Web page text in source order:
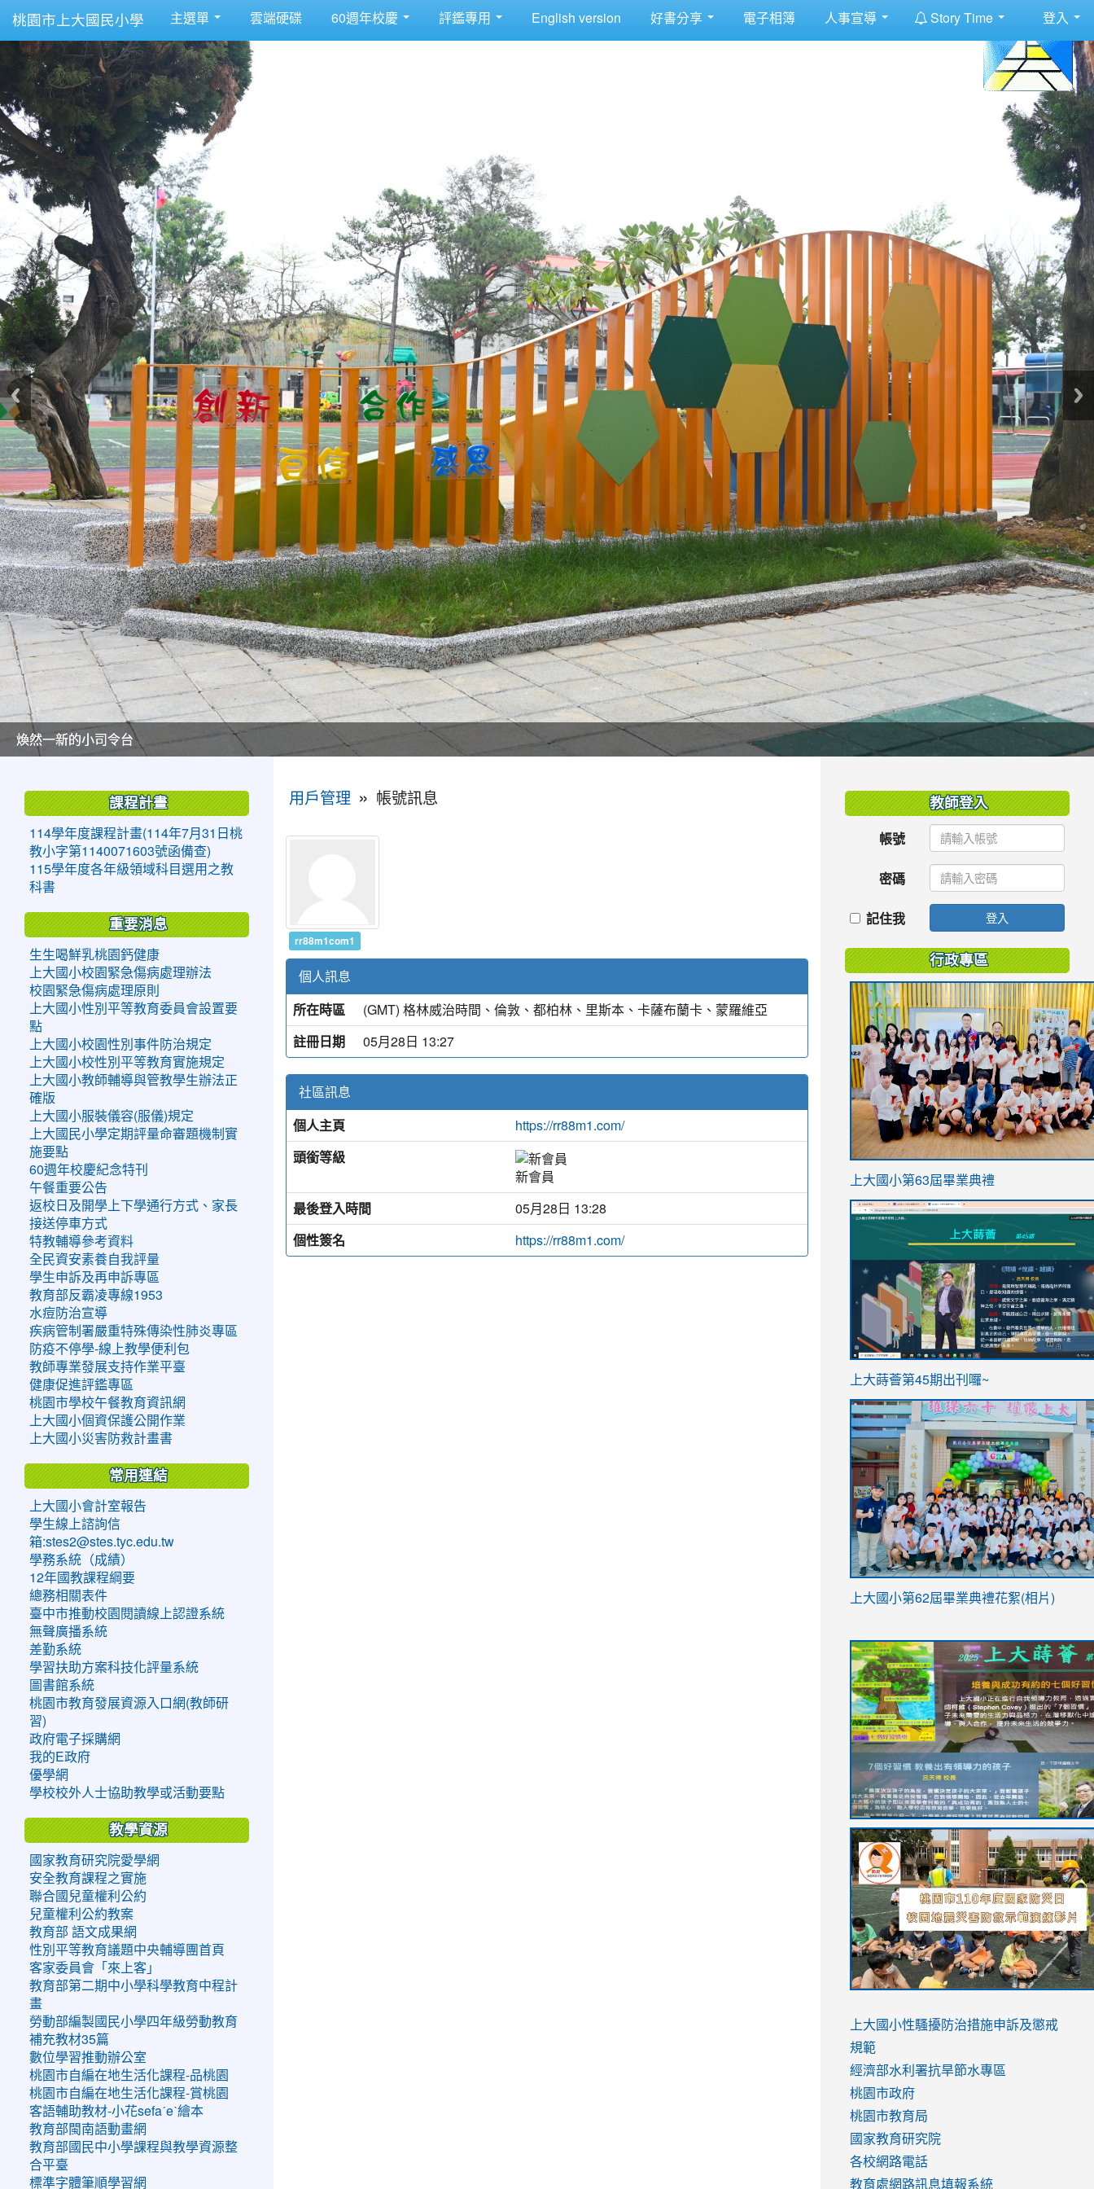
桃園市上大國民小學 主選單 雲端硬碟 60週年校慶 評鑑專用 English version 好書分享 電子相簿 人事宣導 Story Time 登入
美麗的操場是我們活力的來源
美麗的操場是我們活力的來源
煥然一新的小司令台
煥然一新的小司令台
富含桃園埤塘田園風光意象的中廊
富含桃園埤塘田園風光意象的中廊
嶄新的中庭廣場
嶄新的中庭廣場
水生池生生不息
水生池生生不息
用戶管理 » 帳號訊息
rr88m1com1
個人訊息
所在時區
(GMT) 格林威治時間、倫敦、都柏林、里斯本、卡薩布蘭卡、蒙羅維亞
註冊日期
05月28日 13:27
社區訊息
個人主頁
https://rr88m1.com/
頭銜等級
新會員
最後登入時間
05月28日 13:28
個性簽名
https://rr88m1.com/
課程計畫
114學年度課程計畫(114年7月31日桃
教小字第1140071603號函備查)
115學年度各年級領域科目選用之教
科書
重要消息
生生喝鮮乳桃園鈣健康
上大國小校園緊急傷病處理辦法
校園緊急傷病處理原則
上大國小性別平等教育委員會設置要
點
上大國小校園性別事件防治規定
上大國小校性別平等教育實施規定
上大國小教師輔導與管教學生辦法正
確版
上大國小服裝儀容(服儀)規定
上大國民小學定期評量命審題機制實
施要點
60週年校慶紀念特刊
午餐重要公告
返校日及開學上下學通行方式、家長
接送停車方式
特教輔導參考資料
全民資安素養自我評量
學生申訴及再申訴專區
教育部反霸凌專線1953
水痘防治宣導
疾病管制署嚴重特殊傳染性肺炎專區
防疫不停學-線上教學便利包
教師專業發展支持作業平臺
健康促進評鑑專區
桃園市學校午餐教育資訊網
上大國小個資保護公開作業
上大國小災害防救計畫書
常用連結
上大國小會計室報告
學生線上諮詢信
箱:stes2@stes.tyc.edu.tw
學務系統（成績）
12年國教課程綱要
總務相關表件
臺中市推動校園閱讀線上認證系統
無聲廣播系統
差勤系統
學習扶助方案科技化評量系統
圖書館系統
桃園市教育發展資源入口網(教師研
習)
政府電子採購網
我的E政府
優學網
學校校外人士協助教學或活動要點
教學資源
國家教育研究院愛學網
安全教育課程之實施
聯合國兒童權利公約
兒童權利公約教案
教育部 語文成果網
性別平等教育議題中央輔導團首頁
客家委員會「來上客」
教育部第二期中小學科學教育中程計
畫
勞動部編製國民小學四年級勞動教育
補充教材35篇
數位學習推動辦公室
桃園市自編在地生活化課程-品桃園
桃園市自編在地生活化課程-賞桃園
客語輔助教材-小花sefaˊeˋ繪本
教育部閩南語動畫網
教育部國民中小學課程與教學資源整
合平臺
標準字體筆順學習網
教師登入
帳號
密碼
記住我 登入
行政專區
link
https://sites.google.com/stes.tyc.edu.tw/
上大國小第63屆畢業典禮
link
ink
https://sites.google.com/stes.tyc.edu.tw/
link
https://sites.google.com/stes.tyc.edu.tw/
上大蒔薈第45期出刊囉~
link
YfDQppRvyMk686kIw6SBbssEIZ6WnT/
usp=sharing
上大國小第62屆畢業典禮花絮(相片)
to
https://drive.google.com/file/d/1I-
YfDQppRvyMk686kIw6SBbssEIZ6WnT/
usp=sharing
to
https://sites.google.com/stes.tyc.edu.tw/
link
to
https://sites.google.com/stes.tyc.edu.tw/
link
to
https://drive.google.com/file/d/
usp=sharing
link
to
https://youtu.be/jJOMVWY3-
8M
link
to
https://drive.google.com/file/d/
usp=sharing
to
https://www.youtube.com/watch?
v=hC_gdZndU9s
to
https://www.youtube.com/watch?
v=hC_gdZndU9s
link
to
https://www.youtube.com/watch?
v=mfpNykQ0g4M
上大國小性騷擾防治措施申訴及懲戒
規範
經濟部水利署抗旱節水專區
桃園市政府
桃園市教育局
國家教育研究院
各校網路電話
教育處網路訊息填報系統